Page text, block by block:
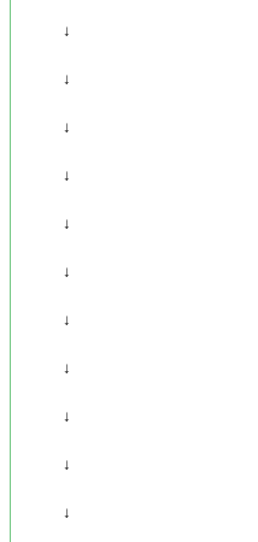
↓
↓
↓
↓
↓
↓
↓
↓
↓
↓
↓